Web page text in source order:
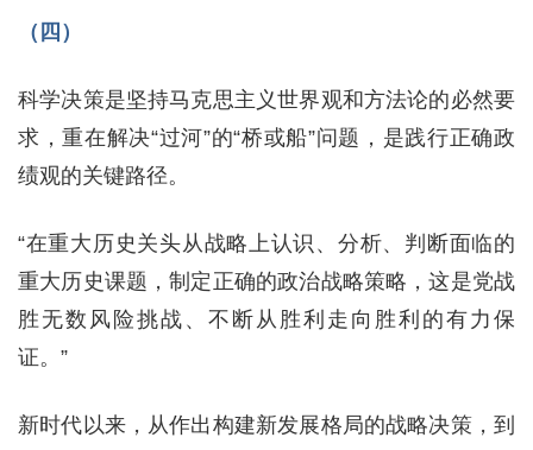
（四）
科学决策是坚持马克思主义世界观和方法论的必然要
求，重在解决“过河”的“桥或船”问题，是践行正确政
绩观的关键路径。
“在重大历史关头从战略上认识、分析、判断面临的
重大历史课题，制定正确的政治战略策略，这是党战
胜无数风险挑战、不断从胜利走向胜利的有力保
证。”
新时代以来，从作出构建新发展格局的战略决策，到